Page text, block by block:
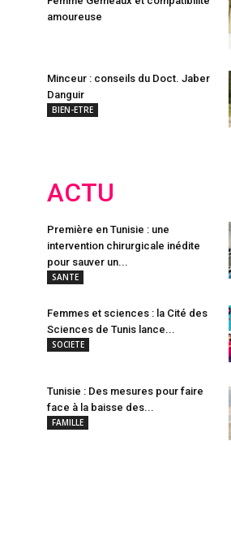
amoureuse
Minceur : conseils du Doct. Jaber
Danguir
BIEN-ETRE
ACTU
Première en Tunisie : une
intervention chirurgicale inédite
pour sauver un...
SANTE
Femmes et sciences : la Cité des
Sciences de Tunis lance...
SOCIETE
Tunisie : Des mesures pour faire
face à la baisse des...
FAMILLE